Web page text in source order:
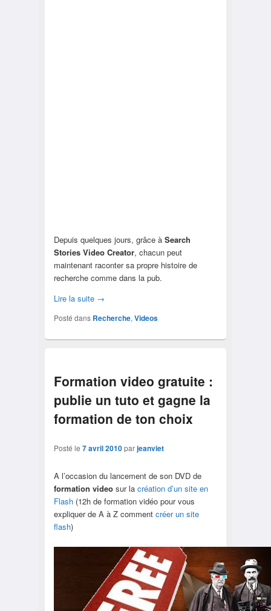
Depuis quelques jours, grâce à Search
Stories Video Creator, chacun peut
maintenant raconter sa propre histoire de
recherche comme dans la pub.
Lire la suite →
Posté dans Recherche,Videos
Formation video gratuite :
publie un tuto et gagne la
formation de ton choix
Posté le 7 avril 2010parjeanviet
A l’occasion du lancement de son DVD de
formation videosur la création d’un site en
Flash(12h de formation vidéo pour vous
expliquer de A à Z comment créer un site
flash)